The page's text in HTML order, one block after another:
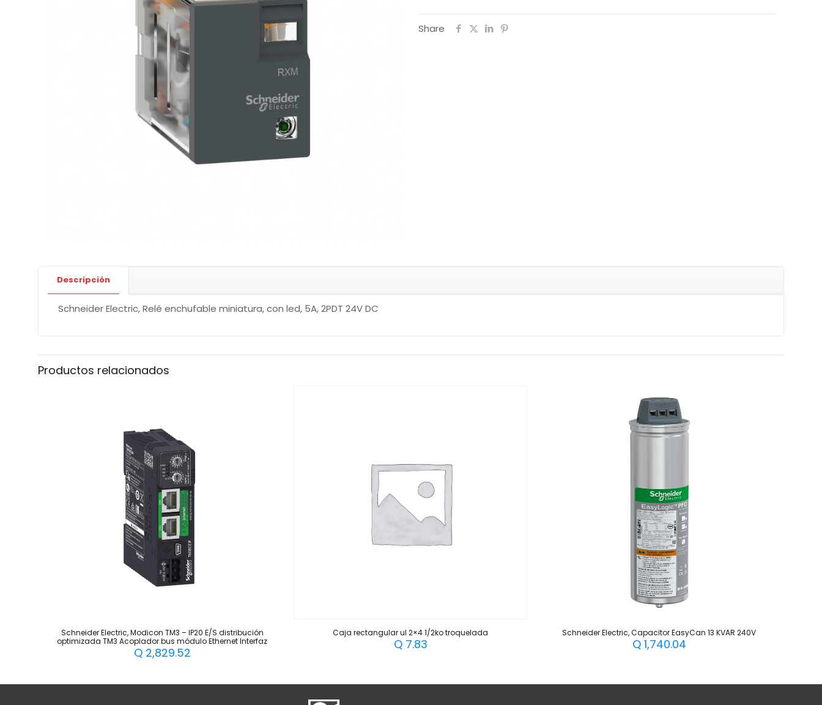
Share
Descripción
Schneider Electric, Relé enchufable miniatura, con led, 5A, 2PDT 24V DC
Productos relacionados
Schneider Electric, Modicon TM3 – IP20 E/S distribución
optimizada TM3 Acoplador bus módulo Ethernet Interfaz
Q2,829.52
Caja rectangular ul 2×4 1/2ko troquelada
Q7.83
Schneider Electric, Capacitor EasyCan 13 KVAR 240V
Q1,740.04